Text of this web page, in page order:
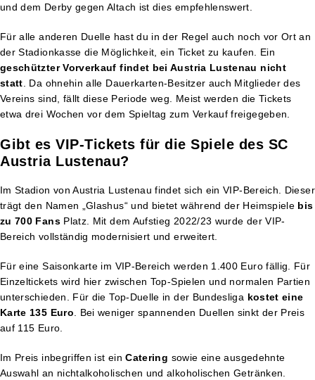
und dem Derby gegen Altach ist dies empfehlenswert.
Für alle anderen Duelle hast du in der Regel auch noch vor Ort an
der Stadionkasse die Möglichkeit, ein Ticket zu kaufen. Ein
geschützter Vorverkauf findet bei Austria Lustenau nicht
statt . Da ohnehin alle Dauerkarten-Besitzer auch Mitglieder des
Vereins sind, fällt diese Periode weg. Meist werden die Tickets
etwa drei Wochen vor dem Spieltag zum Verkauf freigegeben.
Gibt es VIP-Tickets für die Spiele des SC
Austria Lustenau?
Im Stadion von Austria Lustenau findet sich ein VIP-Bereich. Dieser
trägt den Namen „Glashus“ und bietet während der Heimspiele bis
zu 700 FansPlatz. Mit dem Aufstieg 2022/23 wurde der VIP-
Bereich vollständig modernisiert und erweitert.
Für eine Saisonkarte im VIP-Bereich werden 1.400 Euro fällig. Für
Einzeltickets wird hier zwischen Top-Spielen und normalen Partien
unterschieden. Für die Top-Duelle in der Bundesliga kostet eine
Karte 135 Euro . Bei weniger spannenden Duellen sinkt der Preis
auf 115 Euro.
Im Preis inbegriffen ist einCatering sowie eine ausgedehnte
Auswahl an nichtalkoholischen und alkoholischen Getränken.